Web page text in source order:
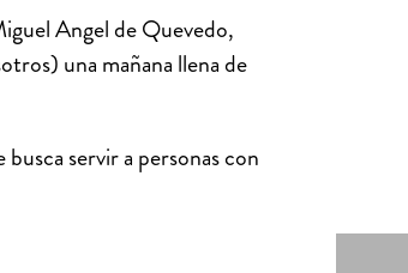
Angel de Quevedo,
una mañana llena de
servir a personas con